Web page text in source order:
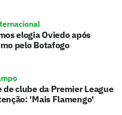
elogia Oviedo após
pelo Botafogo
de clube da Premier League
'Mais Flamengo'